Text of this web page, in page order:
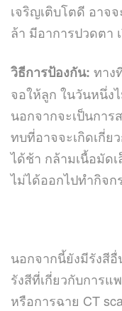
เจริญเติบโตดี อาจ
ล้า มีอาการปวดตา
วิธีการป้องกัน: ทาง
จอให้ลูก ในวันหนึ่ง
นอกจากจะเป็นกา
ทบที่อาจจะเกิดเกี่
ได้ช้า กล้ามเนื้อมัด
ไม่ได้ออกไปทำกิจ
นอกจากนี้ยังมีรังสี
รังสีที่เกี่ยวกับการแ
หรือการฉาย CT